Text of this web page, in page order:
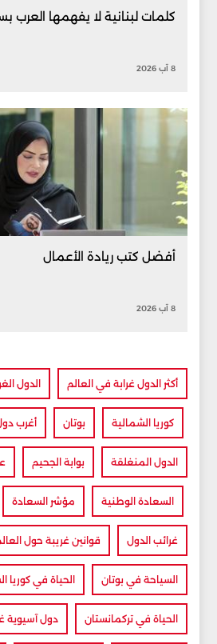
كلمات لبنانية لا يفهمها العرب
8 آب 2026
أفضل كتب ريادة الأعمال
8 آب 2026
أكثر الدول غرابة في العالم الدول
كوريا الشمالية بوتان أغرب
الدول المنغلقة بوابة الجحيم
السعادة الوطنية مؤشر السعادة
غرائب الدول قوانين غريبة حول
السياحة في بوتان الحياة في كوريا
الحياة في تركمانستان دول آسيوية